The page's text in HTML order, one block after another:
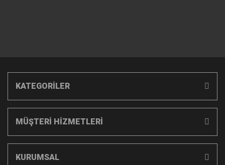
KATEGORİLER
MÜŞTERİ HİZMETLERİ
KURUMSAL